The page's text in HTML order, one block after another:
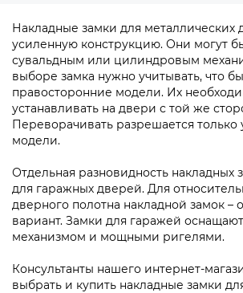
Накладные замки для
усиленную конструкцию. Они могут
сувальдным или цилиндровым
выборе замка нужно учитывать, что
правосторонние модели. Их
устанавливать на двери с той же
Переворачивать разрешается только
модели.
Отдельная разновидность накладных
для гаражных дверей. Для
дверного полотна накладной замок –
вариант. Замки для гаражей
механизмом и мощными ригелями.
Консультанты нашего интернет-
выбрать и купить накладные замки